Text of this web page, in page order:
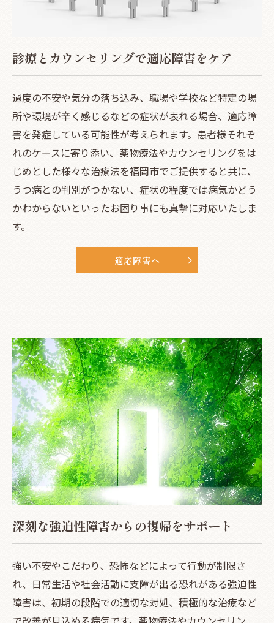
診療とカウンセリングで適応障害をケア
過度の不安や気分の落ち込み、職場や学校など特定の場
所や環境が辛く感じるなどの症状が表れる場合、適応障
害を発症している可能性が考えられます。患者様それぞ
れのケースに寄り添い、薬物療法やカウンセリングをは
じめとした様々な治療法を福岡市でご提供すると共に、
うつ病との判別がつかない、症状の程度では病気かどう
かわからないといったお困り事にも真摯に対応いたしま
す。
適応障害へ
深刻な強迫性障害からの復帰をサポート
強い不安やこだわり、恐怖などによって行動が制限さ
れ、日常生活や社会活動に支障が出る恐れがある強迫性
障害は、初期の段階での適切な対処、積極的な治療など